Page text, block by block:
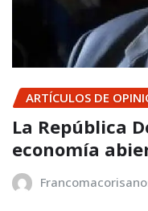
ARTÍCULOS DE
La República
economía